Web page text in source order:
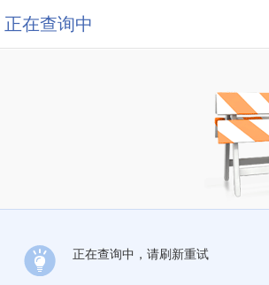
正在查询中
正在查询中，请刷新重试